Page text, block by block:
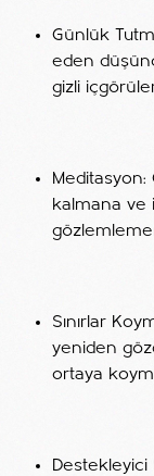
Günlük
eden
gizli
kalmana ve
Sınırlar
yeniden
ortaya